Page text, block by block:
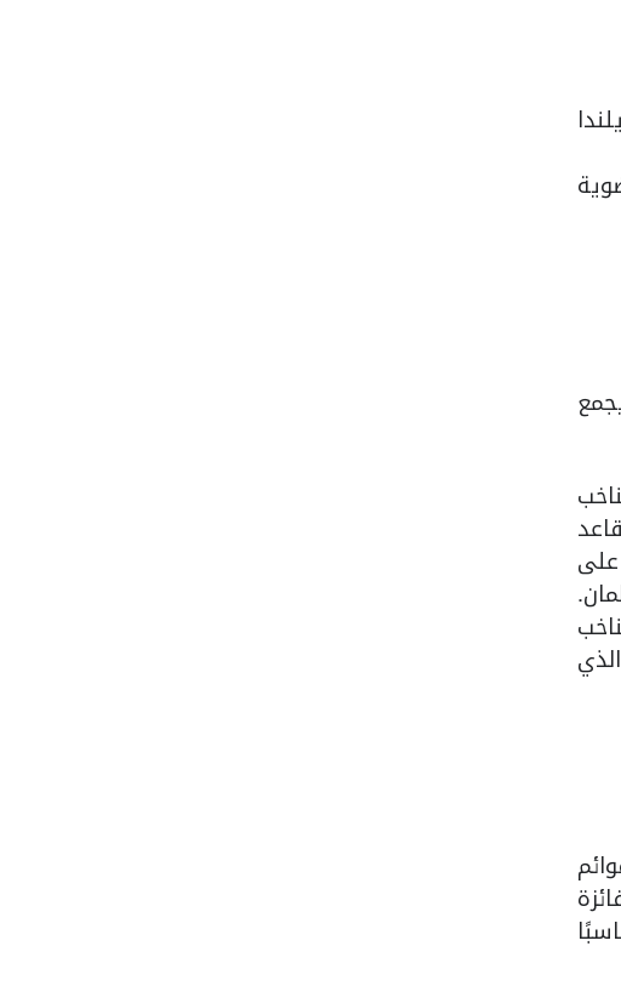
المختلط" منذ انتخابات عام 1996. ويجمع
إذ يجب على الأحزاب الحصول على (5%) على